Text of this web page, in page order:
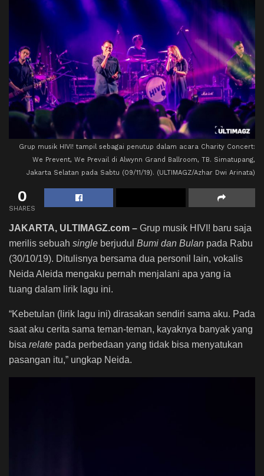
Grup musik HIVI! tampil sebagai penutup dalam acara Charity Concert:
We Prevent, We Prevail di Alwynn Grand Ballroom, TB. Simatupang,
Jakarta Selatan pada Sabtu (09/11/19). (ULTIMAGZ/Azhar Dwi Arinata)
0
SHARES
JAKARTA, ULTIMAGZ.com – Grup musik HIVI! baru saja
merilis sebuah single berjudul Bumi dan Bulan pada Rabu
(30/10/19). Ditulisnya bersama dua personil lain, vokalis
Neida Aleida mengaku pernah menjalani apa yang ia
tuang dalam lirik lagu ini.
“Kebetulan (lirik lagu ini) dirasakan sendiri sama aku. Pada
saat aku cerita sama teman-teman, kayaknya banyak yang
bisa relate pada perbedaan yang tidak bisa menyatukan
pasangan itu,” ungkap Neida.